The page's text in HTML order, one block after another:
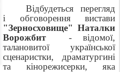
Відбудеться перегляд
і обговорення вистави
"Зерносховище" Наталки
Ворожбит
- відомої,
талановитої української
сценаристки, драматургині
та кінорежисерки, яка